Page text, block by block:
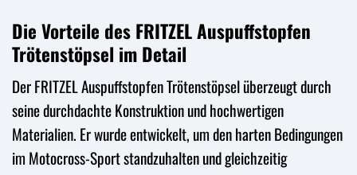
Die Vorteile des FRITZEL Auspuffstopfen
Trötenstöpsel im Detail
Der FRITZEL Auspuffstopfen Trötenstöpsel überzeugt durch
seine durchdachte Konstruktion und hochwertigen
Materialien. Er wurde entwickelt, um den harten Bedingungen
im Motocross-Sport standzuhalten und gleichzeitig